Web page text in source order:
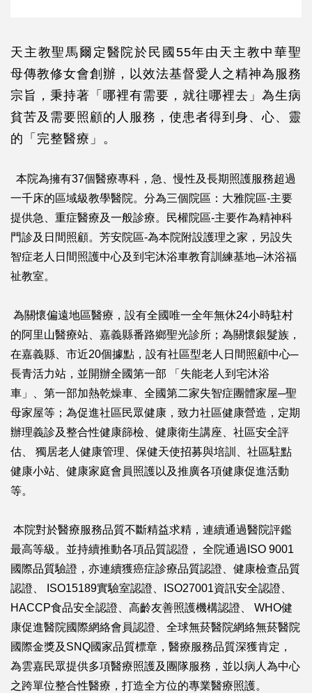
天主教聖馬爾定醫院於民國55年由天主教中華聖
母傳教修女會創辦，以效法基督愛人之精神為服務
宗旨，秉持著「哪裡有需要，就往哪裡去」為生病
貧苦及需要照顧的人服務，使患者得到身、心、靈
的「完整醫療」。
本院為擁有37個醫療專科，急、慢性及長期照護服務超過
一千床的區域級教學醫院。分為三個院區：大雅院區-主要
提供急、重症醫療及一般診療。民權院區-主要作為精神科
門診及日間照顧。芳安院區-為本院附設護理之家，另設失
智症老人日間照護中心及到宅沐浴車教育訓練基地─沐浴福
祉教室。
為關懷偏遠地區醫療，設有全國唯一全年無休24小時駐村
的阿里山醫療站、嘉義縣番路鄉聖光診所；為關懷銀髮族，
在嘉義縣、市近20個據點，設有社區型老人日間照顧中心─
長青活力站，並開辦全國第一部 「失能老人到宅沐浴
車」、第一部加熱乾燥車、全國第二家失智症團體家屋─聖
母家屋等；為促進社區民眾健康，致力社區健康營造，定期
辦理義診及整合性健康篩檢、健康衛生講座、社區安全評
估、 獨居老人健康管理、保健天使招募與培訓、社區駐點
健康小站、健康家庭會員照護以及推廣各項健康促進活動
等。
本院對於醫療服務品質不斷精益求精，連續通過醫院評鑑
最高等級。並持續推動各項品質認證， 全院通過ISO 9001
國際品質驗證，亦連續獲癌症診療品質認證、健康檢查品質
認證、 ISO15189實驗室認證、ISO27001資訊安全認證、
HACCP食品安全認證、高齡友善照護機構認證、 WHO健
康促進醫院國際網絡會員認證、全球無菸醫院網絡無菸醫院
國際金獎及SNQ國家品質標章，醫療服務品質深獲肯定，
為雲嘉民眾提供多項醫療照護及團隊服務，並以病人為中心
之跨單位整合性醫療，打造全方位的專業醫療照護。